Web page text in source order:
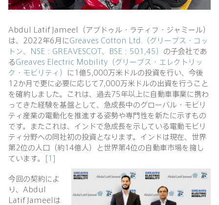
Abdul Latif Jameel（アブドゥル・ラティフ・ジャミール）
は、2022年6月にGreaves Cotton Ltd.（グリーブス・コッ
トン、NSE：GREAVESCOT、BSE：501,45） の子会社であ
るGreaves Electric Mobility（グリーブス・エレクトリッ
ク・モビリティ） に1億5,000万米ドルの投資を行い、今後
12か月で更に必要に応じて7,000万米ドルの出資を行うこと
を確約しました。これは、過去75年以上に自動車事業に携わ
ってきた経験を基盤として、急成長中のグローバル・モビリ
ティ産業の電動化を推進する姿勢や専門性を新たに示すもの
です。またこれは、インドで急成長を示している電動モビリ
ティ分野への同社初の投資となります。インドは現在、世界
第2位の人口（約14億人）と世界第4位の自動車市場を擁し
ています。 [1]
今回の契約によ
り、Abdul
Latif Jameelは